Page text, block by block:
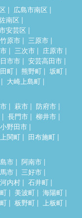
広島市南区
南区
安芸区
竹原市
三原市
三次市
庄原市
市市
安芸高田市
町 熊野町
坂町
大崎上島町
萩市
防府市
長門市
柳井市
野田市
上関町
田布施町
市
阿南市
市
三好市
内村
石井町
美波町
海陽町
板野町
上板町